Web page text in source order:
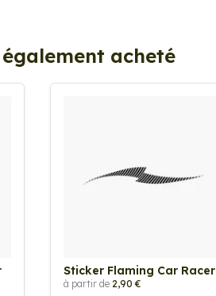
acheté
Sticker Flaming Car Racer
à partir de 2,90 €